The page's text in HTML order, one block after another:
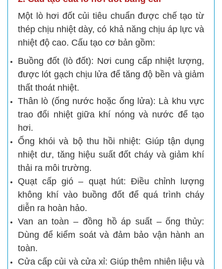
Một lò hơi đốt củi tiêu chuẩn được chế tạo từ
thép chịu nhiệt dày, có khả năng chịu áp lực và
nhiệt độ cao. Cấu tạo cơ bản gồm:
Buồng đốt (lò đốt): Nơi cung cấp nhiệt lượng,
được lót gạch chịu lửa để tăng độ bền và giảm
thất thoát nhiệt.
Thân lò (ống nước hoặc ống lửa): Là khu vực
trao đổi nhiệt giữa khí nóng và nước để tạo
hơi.
Ống khói và bộ thu hồi nhiệt: Giúp tận dụng
nhiệt dư, tăng hiệu suất đốt cháy và giảm khí
thải ra môi trường.
Quạt cấp gió – quạt hút: Điều chỉnh lượng
không khí vào buồng đốt để quá trình cháy
diễn ra hoàn hảo.
Van an toàn – đồng hồ áp suất – ống thủy:
Dùng để kiểm soát và đảm bảo vận hành an
toàn.
Cửa cấp củi và cửa xỉ: Giúp thêm nhiên liệu và